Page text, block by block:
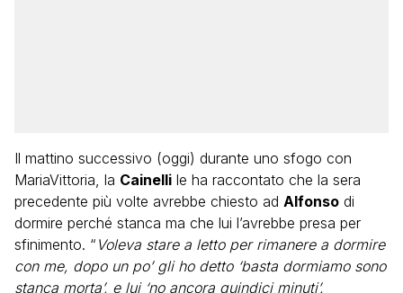
Il mattino successivo (oggi) durante uno sfogo con
MariaVittoria, la Cainelli le ha raccontato che la sera
precedente più volte avrebbe chiesto ad Alfonso di
dormire perché stanca ma che lui l’avrebbe presa per
sfinimento. “ Voleva stare a letto per rimanere a dormire
con me, dopo un po’ gli ho detto ‘basta dormiamo sono
stanca morta’, e lui ‘no ancora quindici minuti’.